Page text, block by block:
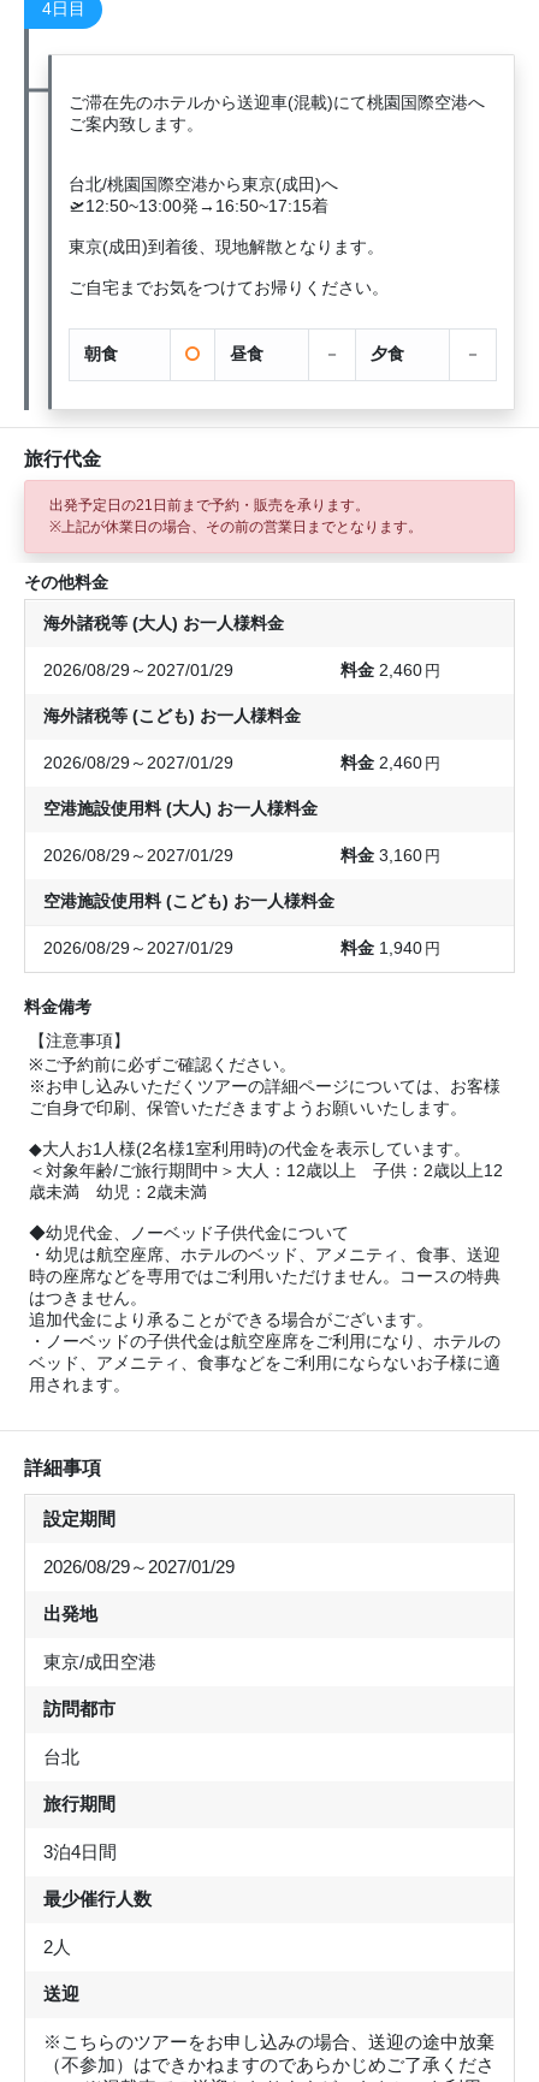
4日目
ご滞在先のホテルから送迎車(混載)にて桃園国際空港へ
ご案内致します。
台北/桃園国際空港から東京(成田)へ
🛫12:50~13:00発→16:50~17:15着
東京(成田)到着後、現地解散となります。
ご自宅までお気をつけてお帰りください。
朝食 昼食 － 夕食 －
旅行代金
出発予定日の21日前まで予約・販売を承ります。
※上記が休業日の場合、その前の営業日までとなります。
その他料金
海外諸税等 (大人) お一人様料金
2026/08/29～2027/01/29 2,460 円
海外諸税等 (こども) お一人様料金
2026/08/29～2027/01/29 2,460 円
空港施設使用料 (大人) お一人様料金
2026/08/29～2027/01/29 3,160 円
空港施設使用料 (こども) お一人様料金
2026/08/29～2027/01/29 1,940 円
料金備考
【注意事項】
※ご予約前に必ずご確認ください。
※お申し込みいただくツアーの詳細ページについては、お客様
ご自身で印刷、保管いただきますようお願いいたします。
◆大人お1人様(2名様1室利用時)の代金を表示しています。
＜対象年齢/ご旅行期間中＞大人：12歳以上 子供：2歳以上12
歳未満 幼児：2歳未満
◆幼児代金、ノーベッド子供代金について
・幼児は航空座席、ホテルのベッド、アメニティ、食事、送迎
時の座席などを専用ではご利用いただけません。コースの特典
はつきません。
追加代金により承ることができる場合がございます。
・ノーベッドの子供代金は航空座席をご利用になり、ホテルの
ベッド、アメニティ、食事などをご利用にならないお子様に適
用されます。
詳細事項
設定期間
2026/08/29～2027/01/29
出発地
東京/成田空港
訪問都市
台北
旅行期間
3泊4日間
最少催行人数
2人
送迎
※こちらのツアーをお申し込みの場合、送迎の途中放棄
（不参加）はできかねますのであらかじめご了承くださ